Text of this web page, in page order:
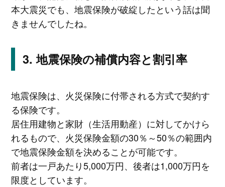
本大震災でも、地震保険が破綻したという話は聞
きませんでしたね。
地震保険の補償内容と割引率
地震保険は、火災保険に付帯される方式で契約す
る保険です。
居住用建物と家財（生活用動産）に対してかけら
れるもので、火災保険金額の30％～50％の範囲内
で地震保険金額を決めることが可能です。
前者は一戸あたり5,000万円、後者は1,000万円を
限度としています。